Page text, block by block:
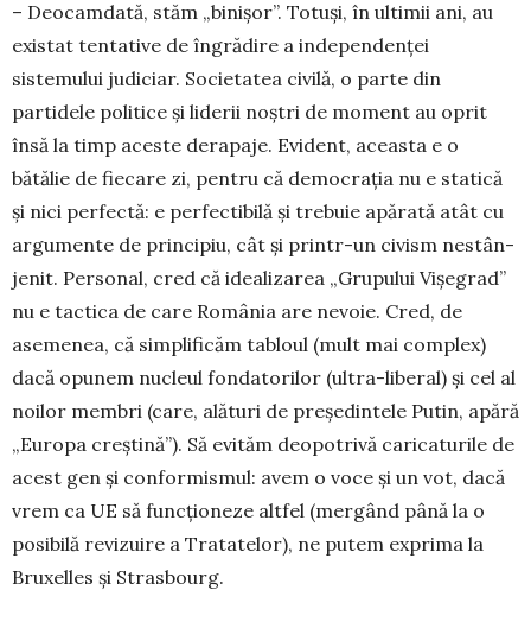
– Deocamdată, stăm „binișor”. Totuși, în ultimii ani, au
existat tentative de îngrădire a independenței
sistemului judiciar. Societatea civilă, o parte din
partidele politice și liderii noș­tri de moment au oprit
însă la timp aceste dera­paje. Evident, aceasta e o
bătălie de fiecare zi, pentru că democrația nu e statică
și nici perfectă: e perfectibilă și trebuie apărată atât cu
argu­men­te de principiu, cât și printr-un civism ne­stân­
jenit. Personal, cred că idealizarea „Gru­pului Vi­șegrad”
nu e tactica de care România are nevoie. Cred, de
asemenea, că simplificăm ta­bloul (mult mai complex)
dacă opunem nu­cleul fondatorilor (ultra-liberal) și cel al
noilor membri (care, ală­turi de președintele Putin, apără
„Europa creș­tină”). Să evităm deopotrivă caricaturile de
acest gen și conformismul: avem o voce și un vot, da­că
vrem ca UE să func­țio­neze altfel (mergând pâ­nă la o
posibilă revi­zu­ire a Tratatelor), ne pu­tem exprima la
Bruxelles și Strasbourg.